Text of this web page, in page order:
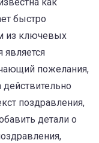
быстро
из ключевых
пожелания,
поздравления,
детали о
,